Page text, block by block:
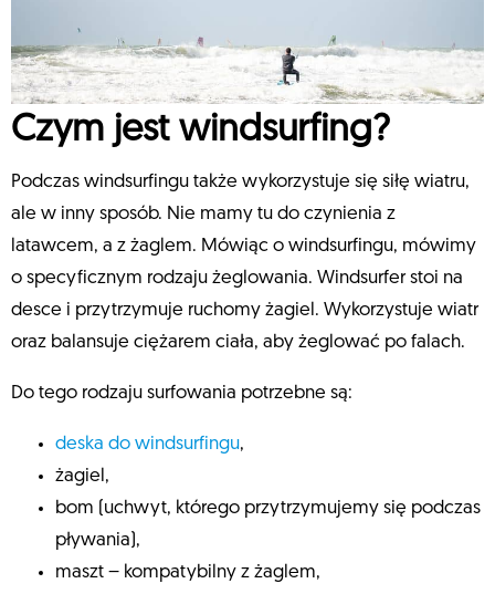
Czym jest windsurfing?
Podczas windsurfingu także wykorzystuje się siłę wiatru,
ale w inny sposób. Nie mamy tu do czynienia z
latawcem, a z żaglem. Mówiąc o windsurfingu, mówimy
o specyficznym rodzaju żeglowania. Windsurfer stoi na
desce i przytrzymuje ruchomy żagiel. Wykorzystuje wiatr
oraz balansuje ciężarem ciała, aby żeglować po falach.
Do tego rodzaju surfowania potrzebne są:
deska do windsurfingu,
żagiel,
bom (uchwyt, którego przytrzymujemy się podczas
pływania),
maszt – kompatybilny z żaglem,